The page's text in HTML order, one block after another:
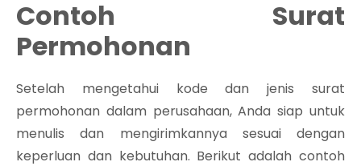
Contoh Surat
Permohonan
Setelah mengetahui kode dan jenis surat
permohonan dalam perusahaan, Anda siap untuk
menulis dan mengirimkannya sesuai dengan
keperluan dan kebutuhan. Berikut adalah contoh